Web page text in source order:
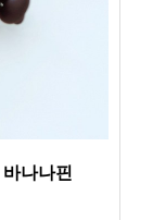
나나핀